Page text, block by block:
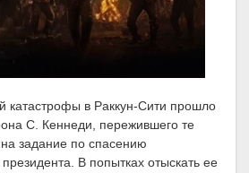
катастрофы в Раккун-Сити прошло
С. Кеннеди, пережившего те
задание по спасению
В попытках отыскать ее